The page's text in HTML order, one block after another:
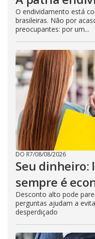
O endividamento está
brasileiras. Não por
preocupantes: por um...
DO R7/08/08/2026
Seu dinheiro:
sempre é
Desconto alto pode
perguntas ajudam a
desperdiçado